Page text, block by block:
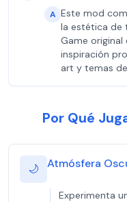
A Este mod
la estética de
Game original
inspiración
art y temas
Por Qué
🌙 Atmósfera
Experimenta